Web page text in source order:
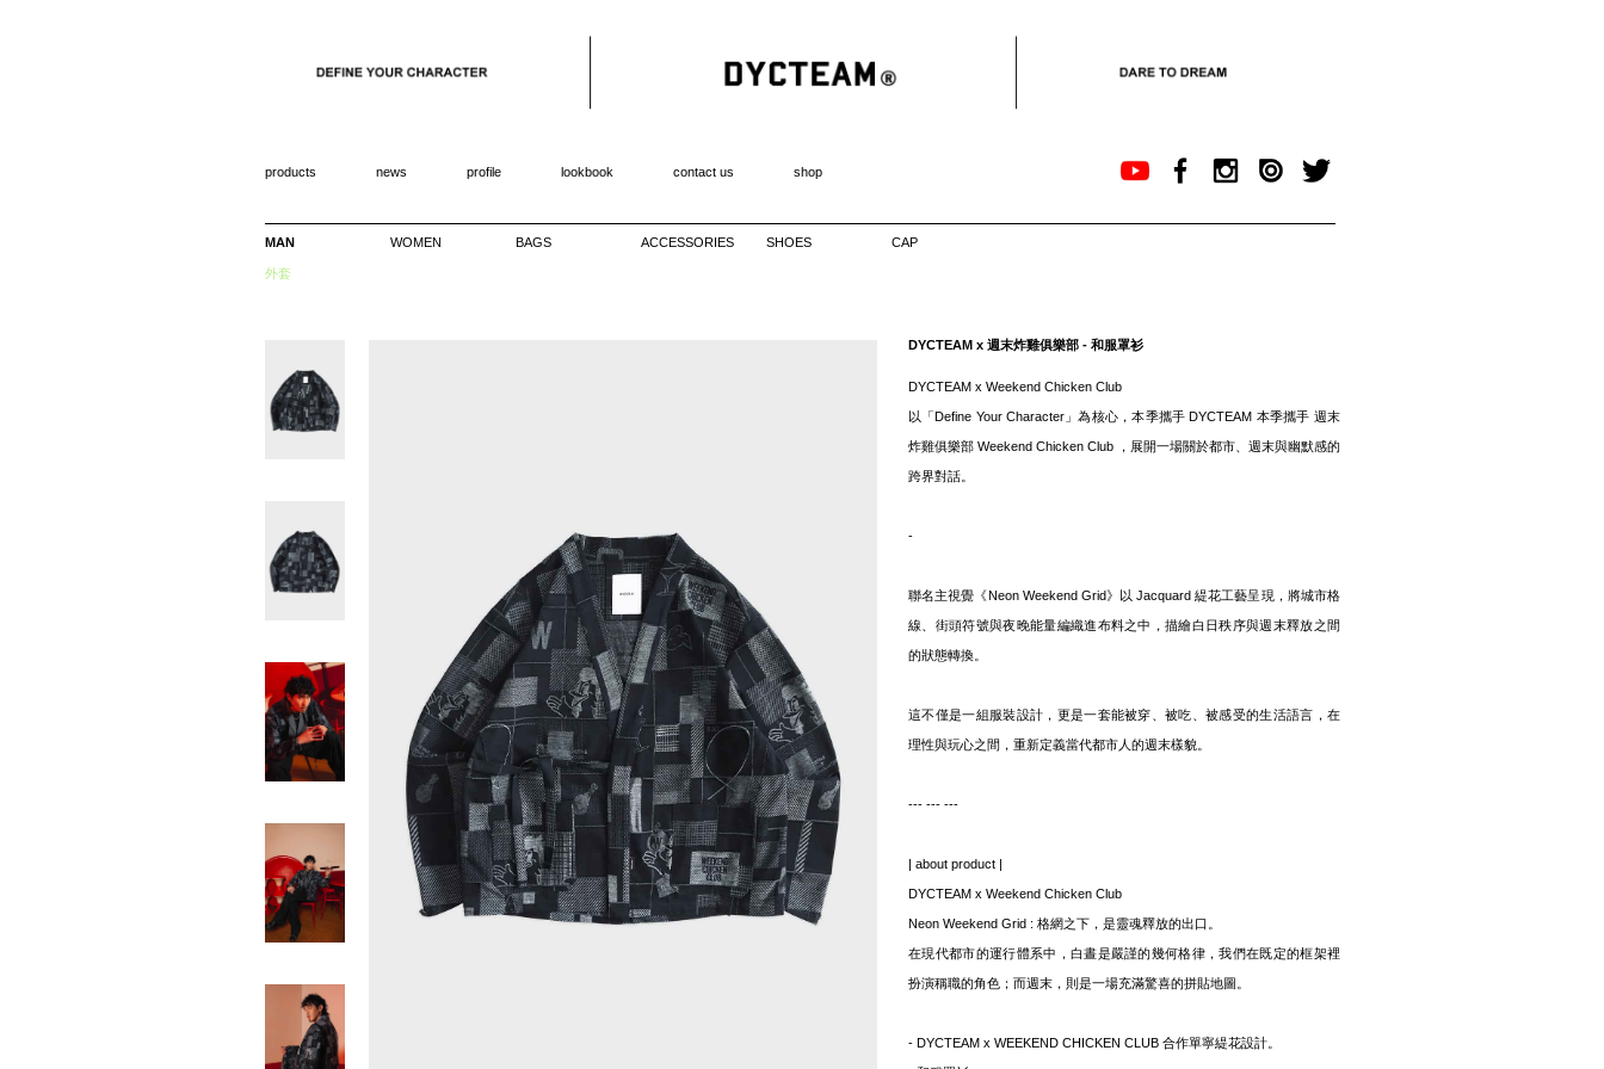
products news profile lookbook contact us shop
MAN WOMEN BAGS ACCESSORIES SHOES CAP
外套
DYCTEAM x 週末炸雞俱樂部 - 和服罩衫
DYCTEAM x Weekend Chicken Club
以「Define Your Character」為核心，本季攜手 DYCTEAM 本季攜手 週末
炸雞俱樂部 Weekend Chicken Club ，展開一場關於都市、週末與幽默感的
跨界對話。
-
聯名主視覺《Neon Weekend Grid》以 Jacquard 緹花工藝呈現，將城市格
線、街頭符號與夜晚能量編織進布料之中，描繪白日秩序與週末釋放之間
的狀態轉換。
這不僅是一組服裝設計，更是一套能被穿、被吃、被感受的生活語言，在
理性與玩心之間，重新定義當代都市人的週末樣貌。
--- --- ---
| about product |
DYCTEAM x Weekend Chicken Club
Neon Weekend Grid : 格網之下，是靈魂釋放的出口。
在現代都市的運行體系中，白晝是嚴謹的幾何格律，我們在既定的框架裡
扮演稱職的角色；而週末，則是一場充滿驚喜的拼貼地圖。
- DYCTEAM x WEEKEND CHICKEN CLUB 合作單寧緹花設計。